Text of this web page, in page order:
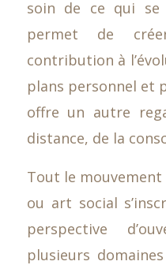
soin de ce qui se
permet de
contribution à
plans personnel et
offre un autre
distance, de la
Tout le
ou art social
perspective
plusieurs